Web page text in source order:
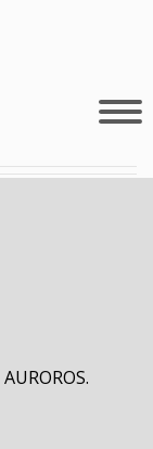
AUROROS.